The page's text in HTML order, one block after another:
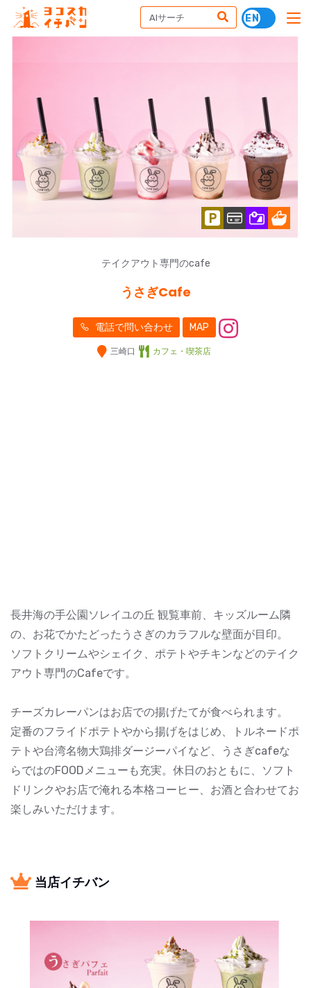
テイクアウト専門のcafe
うさぎCafe
電話で問い合わせ MAP
三崎口 カフェ・喫茶店
長井海の手公園ソレイユの丘 観覧車前、キッズルーム隣
の、お花でかたどったうさぎのカラフルな壁面が目印。
ソフトクリームやシェイク、ポテトやチキンなどのテイク
アウト専門のCafeです。
チーズカレーパンはお店での揚げたてが食べられます。
定番のフライドポテトやから揚げをはじめ、トルネードポ
テトや台湾名物大鶏排ダージーパイなど、うさぎcafeな
らではのFOODメニューも充実。休日のおともに、ソフト
ドリンクやお店で淹れる本格コーヒー、お酒と合わせてお
楽しみいただけます。
当店イチバン